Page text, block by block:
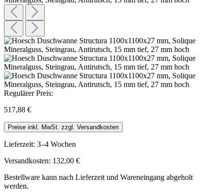
Regulärer Preis:
517,88 €
Preise inkl. MwSt. zzgl. Versandkosten
Lieferzeit: 3–4 Wochen
Versandkosten: 132,00 €
Bestellware kann nach Lieferzeit und Wareneingang abgeholt
werden.